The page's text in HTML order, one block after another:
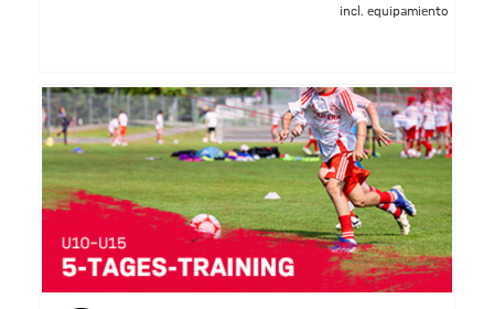
incl. equipamiento